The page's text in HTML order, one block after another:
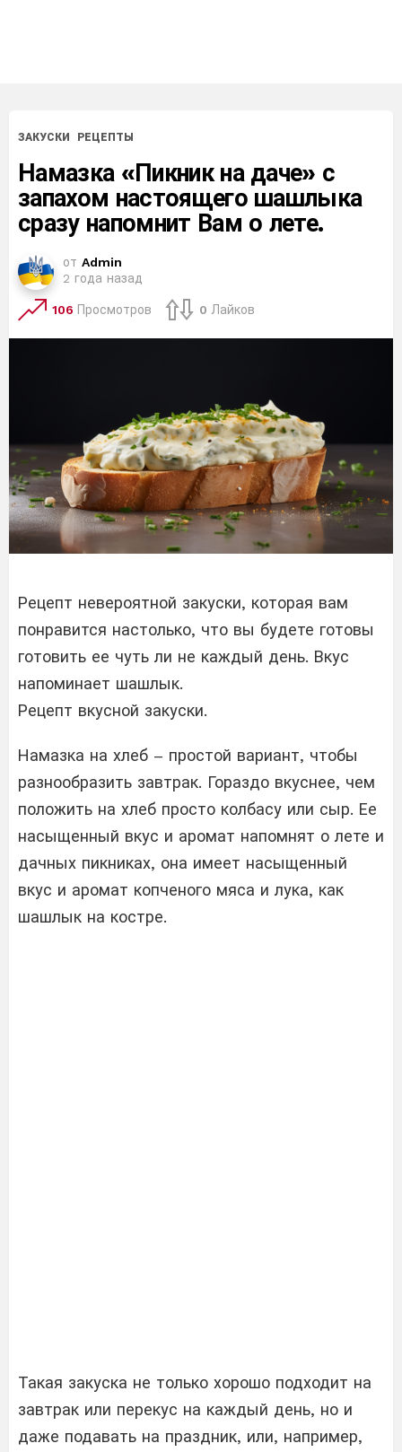
ЗАКУСКИ РЕЦЕПТЫ
Намазка «Пикник на даче» с
запахом настоящего шашлыка
сразу напомнит Вам о лете.
от Admin
2 года назад
106 Просмотров 0 Лайков
Рецепт невероятной закуски, которая вам
понравится настолько, что вы будете готовы
готовить ее чуть ли не каждый день. Вкус
напоминает шашлык.
Рецепт вкусной закуски.
Намазка на хлеб – простой вариант, чтобы
разнообразить завтрак. Гораздо вкуснее, чем
положить на хлеб просто колбасу или сыр. Ее
насыщенный вкус и аромат напомнят о лете и
дачных пикниках, она имеет насыщенный
вкус и аромат копченого мяса и лука, как
шашлык на костре.
Такая закуска не только хорошо подходит на
завтрак или перекус на каждый день, но и
даже подавать на праздник, или, например,